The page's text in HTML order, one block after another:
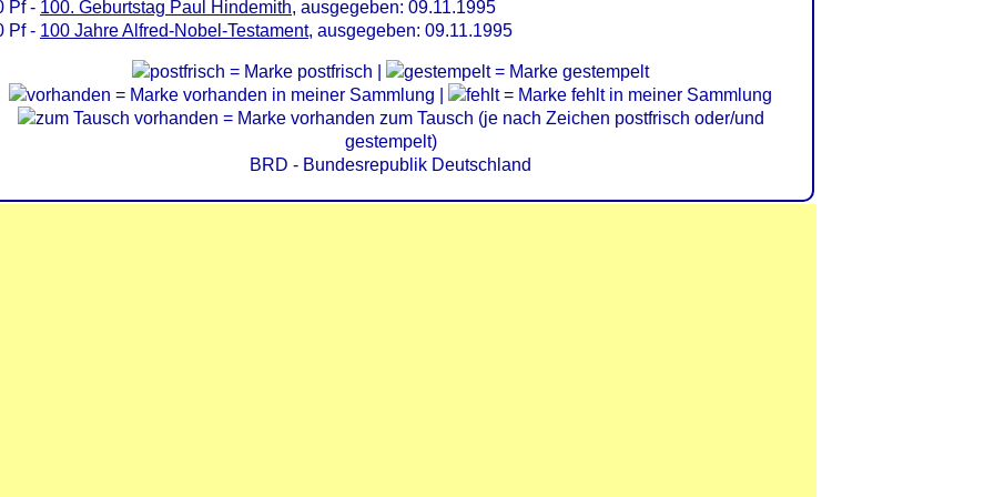
Pf - 100. Geburtstag Paul Hindemith, ausgegeben: 09.11.1995
Pf - 100 Jahre Alfred-Nobel-Testament, ausgegeben: 09.11.1995
= Marke postfrisch |
= Marke gestempelt
= Marke vorhanden in meiner Sammlung |
= Marke fehlt in meiner Sammlung
= Marke vorhanden zum Tausch (je nach Zeichen postfrisch oder/und
gestempelt)
BRD - Bundesrepublik Deutschland